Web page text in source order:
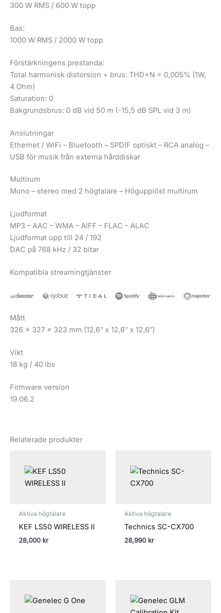
300 W RMS / 600 W topp
Bas:
1000 W RMS / 2000 W topp
Förstärkningens prestanda:
Total harmonisk distorsion + brus: THD+N = 0,005% (1W,
4 Ohm)
Saturation: 0
Bakgrundsbrus: 0 dB vid 50 m (-15,5 dB SPL vid 3 m)
Anslutningar
Ethernet / WiFi – Bluetooth – SPDIF optiskt – RCA analog –
USB för musik från externa hårddiskar
Multirum
Mono – stereo med 2 högtalare – Högupplöst multirum
Ljudformat
MP3 – AAC – WMA – AIFF – FLAC – ALAC
Ljudformat upp till 24 / 192
DAC på 768 kHz / 32 bitar
Kompatibla streamingtjänster
Mått
326 x 327 x 323 mm (12,6″ x 12,6″ x 12,6″)
Vikt
18 kg / 40 lbs
Firmware version
19.06.2
Relaterade produkter
Aktiva högtalare
KEF LS50 WIRELESS II
28,000 kr
Aktiva högtalare
Technics SC-CX700
28,990 kr